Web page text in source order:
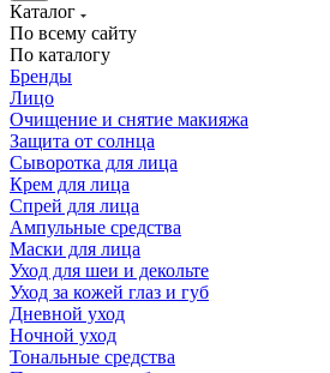
Каталог
По всему сайту
По каталогу
Бренды
Лицо
Очищение и снятие макияжа
Защита от солнца
Сыворотка для лица
Крем для лица
Спрей для лица
Ампульные средства
Маски для лица
Уход для шеи и декольте
Уход за кожей глаз и губ
Дневной уход
Ночной уход
Тональные средства